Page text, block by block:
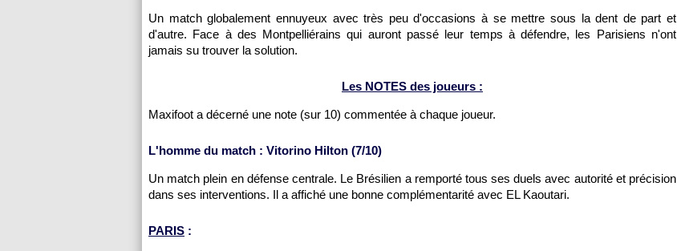
Un match globalement ennuyeux avec très peu d'occasions à se mettre sous la dent de part et
d'autre. Face à des Montpelliérains qui auront passé leur temps à défendre, les Parisiens n'ont
jamais su trouver la solution.
Les NOTES des joueurs :
Maxifoot a décerné une note (sur 10) commentée à chaque joueur.
L'homme du match : Vitorino Hilton (7/10)
Un match plein en défense centrale. Le Brésilien a remporté tous ses duels avec autorité et précision
dans ses interventions. Il a affiché une bonne complémentarité avec EL Kaoutari.
PARIS :